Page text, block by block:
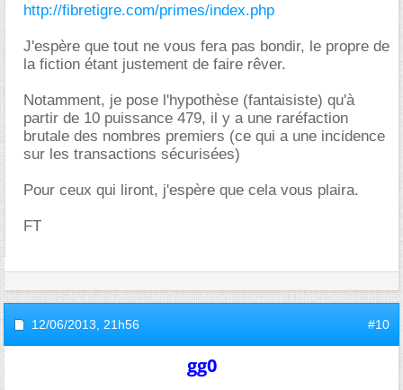
http://fibretigre.com/primes/index.php
J'espère que tout ne vous fera pas bondir, le propre de
la fiction étant justement de faire rêver.
Notamment, je pose l'hypothèse (fantaisiste) qu'à
partir de 10 puissance 479, il y a une raréfaction
brutale des nombres premiers (ce qui a une incidence
sur les transactions sécurisées)
Pour ceux qui liront, j'espère que cela vous plaira.
FT
12/06/2013, 21h56 #10
gg0